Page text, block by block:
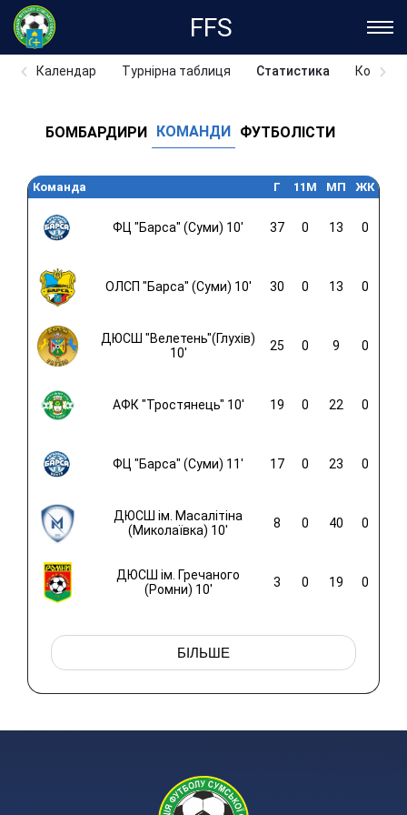
FFS
Календар Турнірна таблиця Статистика
БОМБАРДИРИ КОМАНДИ ФУТБОЛІСТИ
Команда Г 11M МП ЖК
ФЦ "Барса" (Суми) 10' 37 0 13 0
ОЛСП "Барса" (Суми) 10' 30 0 13 0
ДЮСШ "Велетень"(Глухів)
10'
25 0 9 0
АФК "Тростянець" 10' 19 0 22 0
ФЦ "Барса" (Суми) 11' 17 0 23 0
ДЮСШ ім. Масалітіна
(Миколаївка) 10'
8 0 40 0
ДЮСШ ім. Гречаного
(Ромни) 10'
3 0 19 0
БІЛЬШЕ